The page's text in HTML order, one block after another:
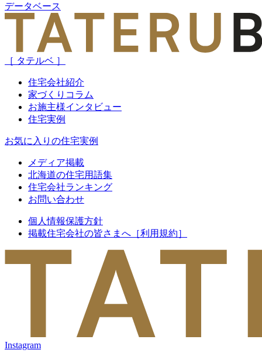
データベース
［ タテルベ ］
住宅会社紹介
家づくりコラム
お施主様インタビュー
住宅実例
お気に入りの住宅実例
メディア掲載
北海道の住宅用語集
住宅会社ランキング
お問い合わせ
個人情報保護方針
掲載住宅会社の皆さまへ［利用規約］
Instagram